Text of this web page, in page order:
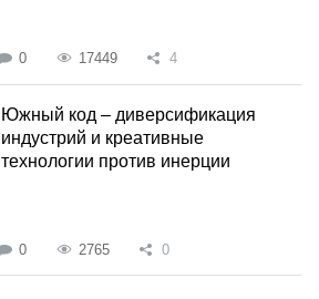
0 17449 4
Южный код – диверсификация
индустрий и креативные
технологии против инерции
0 2765 0